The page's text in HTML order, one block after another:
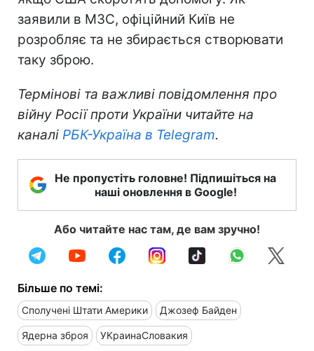
заявили в МЗС, офіційний Київ не
розробляє та не збирається створювати
таку зброю.
Термінові та важливі повідомлення про
війну Росії проти України читайте на
каналі РБК-Україна в Telegram.
Не пропустіть головне! Підпишіться на
наші оновлення в Google!
Або читайте нас там, де вам зручно!
Більше по темі:
Сполучені Штати Америки Джозеф Байден
Ядерна зброя УКраинаСловакия